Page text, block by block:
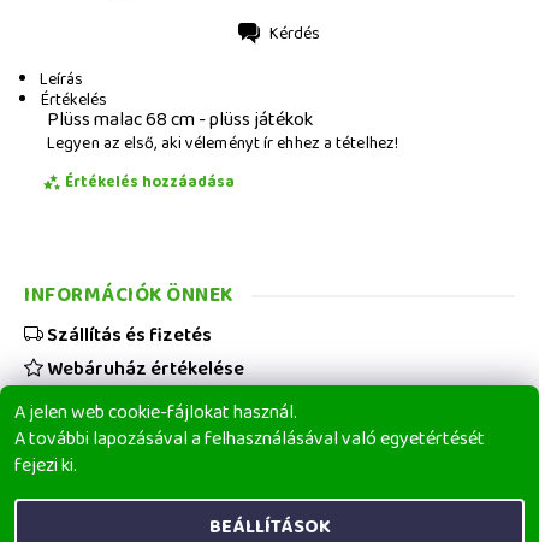
Kérdés
Leírás
Értékelés
Plüss malac 68 cm - plüss játékok
Legyen az első, aki véleményt ír ehhez a tételhez!
Értékelés hozzáadása
A jelen web cookie-fájlokat használ.
A további lapozásával a felhasználásával való egyetértését
fejezi ki.
BEÁLLÍTÁSOK
INFORMÁCIÓK ÖNNEK
Szállítás és fizetés
Webáruház értékelése
Viszonteladóknak
Üzleti feltételek
Elérhetőségeink